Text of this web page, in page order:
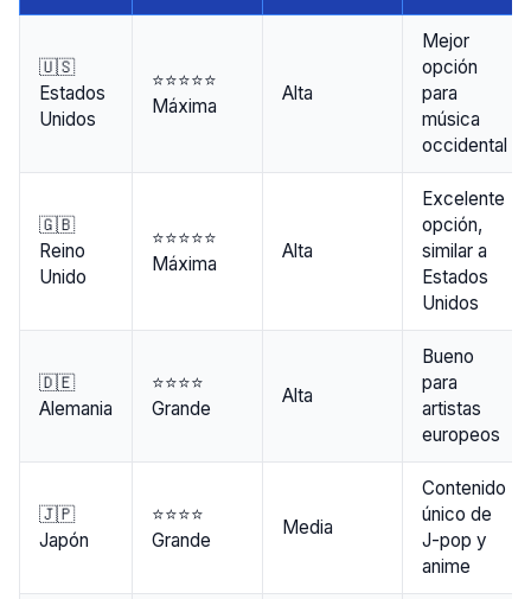
🇺🇸
Estados
Unidos
⭐⭐⭐⭐⭐
Máxima
Alta
Mejor
opción
para
música
occidental
🇬🇧
Reino
Unido
⭐⭐⭐⭐⭐
Máxima
Alta
Excelente
opción,
similar a
Estados
Unidos
🇩🇪
Alemania
⭐⭐⭐⭐
Grande
Alta
Bueno
para
artistas
europeos
🇯🇵
Japón
⭐⭐⭐⭐
Grande
Media
Contenido
único de
J-pop y
anime